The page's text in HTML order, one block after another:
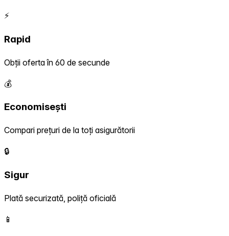
⚡
Rapid
Obții oferta în 60 de secunde
💰
Economisești
Compari prețuri de la toți asigurătorii
🔒
Sigur
Plată securizată, poliță oficială
📱